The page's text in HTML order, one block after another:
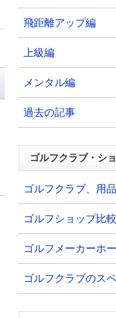
飛距離アップ編
上級編
メンタル編
過去の記事
ゴルフクラブ・シ
ゴルフクラブ、用
ゴルフショップ比較
ゴルフメーカーホ
ゴルフクラブのス